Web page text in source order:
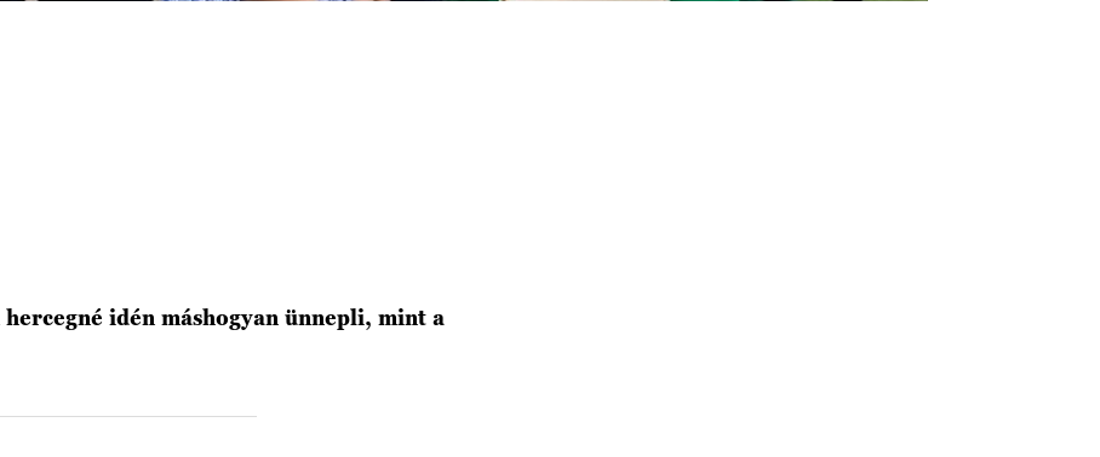
idén máshogyan ünnepli, mint a